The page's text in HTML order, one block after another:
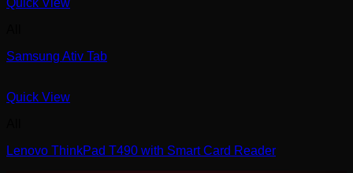
Quick View
Samsung Ativ Tab
Quick View
Lenovo ThinkPad T490 with Smart Card Reader